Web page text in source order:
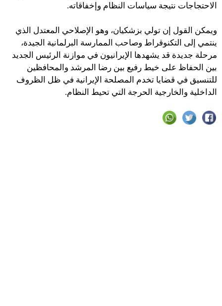
الاحتجاجات نتيجة سياسات النظام وإخفاقاته.
ويمكن القول إن تولي بزشكيان، وهو الإصلاحي المعتدل الذي
ينتمي إلى التكنوقراط وصاحب الممارسة البرلمانية الجيدة،
مرحلة جديدة قد يشهدها الإيرانيون في موازنة الرئيس الجديد
بين الحفاظ على خيط رفيع بين رضا المرشد والمحافظين
للتنسيق في قضايا تخدم المصلحة الإيرانية في ظل الظروف
الداخلية والخارجية الحرجة التي تحيط النظام.